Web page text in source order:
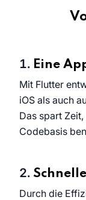
Eine
Mit Flutter
iOS als auch
Das spart
Codebasis
Durch die